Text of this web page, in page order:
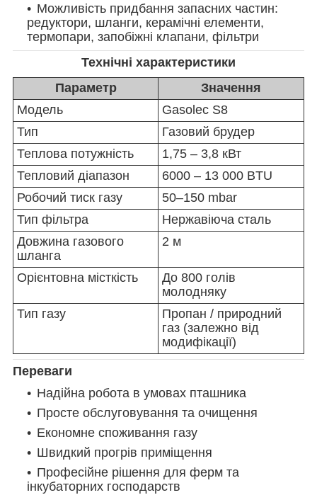
Можливість придбання запасних частин:
редуктори, шланги, керамічні елементи,
термопари, запобіжні клапани, фільтри
Технічні характеристики
Параметр
Значення
Модель
Gasolec S8
Тип
Газовий брудер
Теплова потужність
1,75 – 3,8 кВт
Тепловий діапазон
6000 – 13 000 BTU
Робочий тиск газу
50–150 mbar
Тип фільтра
Нержавіюча сталь
Довжина газового
шланга
2 м
Орієнтовна місткість
До 800 голів
молодняку
Тип газу
Пропан / природний
газ (залежно від
модифікації)
Переваги
Надійна робота в умовах пташника
Просте обслуговування та очищення
Економне споживання газу
Швидкий прогрів приміщення
Професійне рішення для ферм та
інкубаторних господарств